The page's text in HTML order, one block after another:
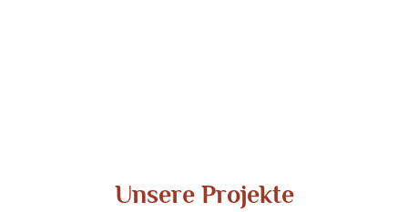
Unsere Projekte